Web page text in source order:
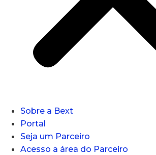
Sobre a Bext
Portal
Seja um Parceiro
Acesso a área do Parceiro